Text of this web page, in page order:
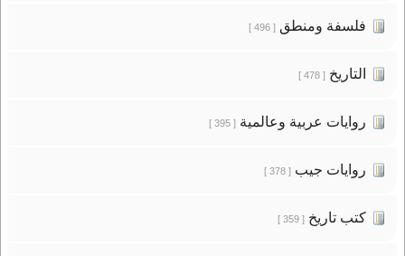
فلسفة ومنطق[ 496 ]
التاريخ[ 478 ]
روايات عربية وعالمية[ 395 ]
روايات جيب[ 378 ]
كتب تاريخ[ 359 ]